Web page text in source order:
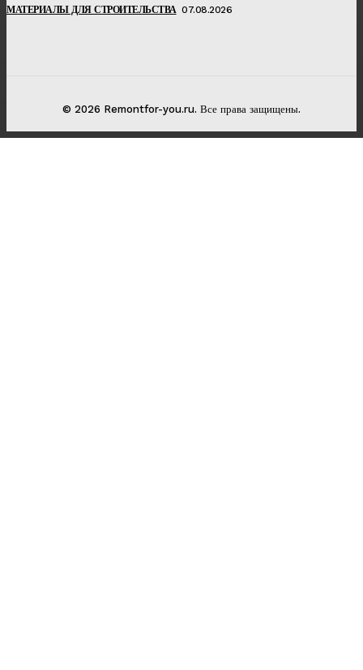
МАТЕРИАЛЫ ДЛЯ СТРОИТЕЛЬСТВА 07.08.2026
© 2026 Remontfor-you.ru. Все права защищены.